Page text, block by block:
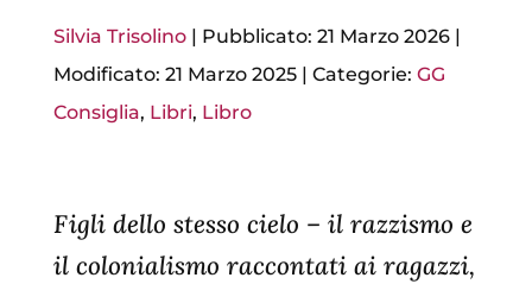
Silvia Trisolino| Pubblicato: 21 Marzo 2026|
Modificato: 21 Marzo 2025| Categorie: GG
Consiglia, Libri, Libro
Figli dello stesso cielo – il razzismo e
il colonialismo raccontati ai ragazzi,